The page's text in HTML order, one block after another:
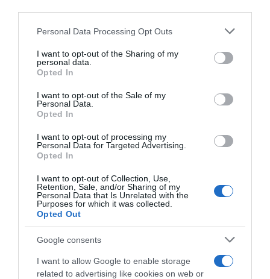
Please note that this website/app uses one or more Google
not limited to your visit or usage behaviour. You may click to
grant or deny consent to Google and its third-party tags to
use your data for below specified purposes in below Google
consent section.
Personal Data Processing Opt Outs
I want to opt-out of the Sharing of my
personal data.
Opted In
I want to opt-out of the Sale of my
Personal Data.
Opted In
I want to opt-out of processing my
Personal Data for Targeted Advertising.
Opted In
I want to opt-out of Collection, Use,
Retention, Sale, and/or Sharing of my
Personal Data that Is Unrelated with the
Purposes for which it was collected.
Opted Out
Google consents
I want to allow Google to enable storage
related to advertising like cookies on web or
Győző,vallomás,gyermekvállalás